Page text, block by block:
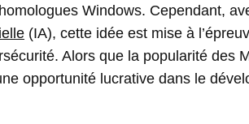
Windows. Cependant,
(IA), cette idée est mise à
Alors que la popularité
opportunité lucrative dans le